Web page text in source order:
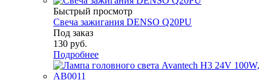
Быстрый просмотр
Свеча зажигания DENSO Q20PU
Под заказ
130 руб.
Подробнее